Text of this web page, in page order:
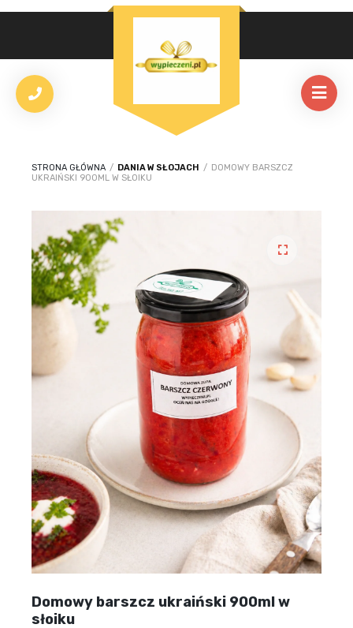
STRONA GŁÓWNA / DANIA W SŁOJACH / DOMOWY BARSZCZ
UKRAIŃSKI 900ML W SŁOIKU
Domowy barszcz ukraiński 900ml w
słoiku